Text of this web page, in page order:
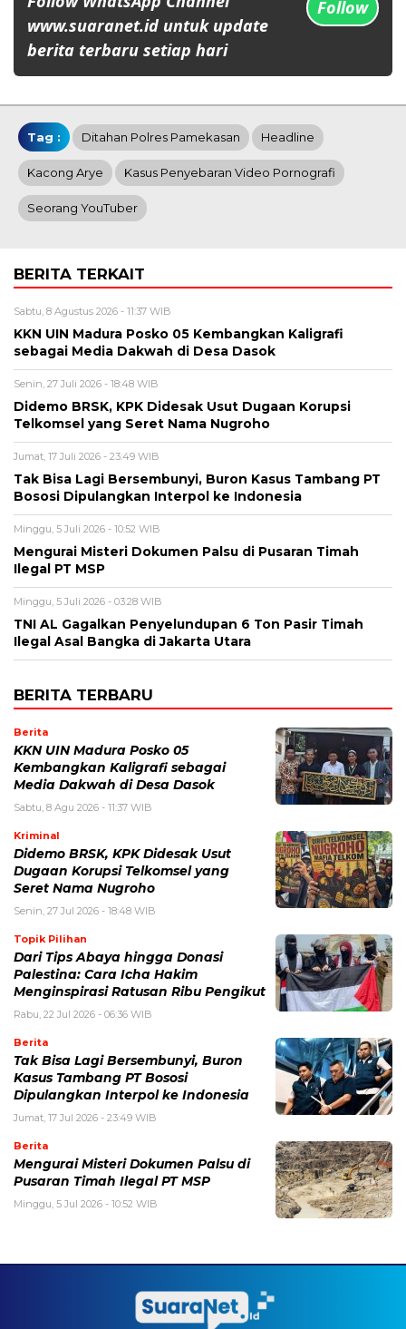
www.suaranet.id untuk update
berita terbaru setiap hari
Follow
Tag : Ditahan Polres Pamekasan Headline
Kacong Arye Kasus Penyebaran Video Pornografi
Seorang YouTuber
BERITA TERKAIT
Sabtu, 8 Agustus 2026 - 11:37 WIB
KKN UIN Madura Posko 05 Kembangkan Kaligrafi
sebagai Media Dakwah di Desa Dasok
Senin, 27 Juli 2026 - 18:48 WIB
Didemo BRSK, KPK Didesak Usut Dugaan Korupsi
Telkomsel yang Seret Nama Nugroho
Jumat, 17 Juli 2026 - 23:49 WIB
Tak Bisa Lagi Bersembunyi, Buron Kasus Tambang PT
Bososi Dipulangkan Interpol ke Indonesia
Minggu, 5 Juli 2026 - 10:52 WIB
Mengurai Misteri Dokumen Palsu di Pusaran Timah
Ilegal PT MSP
Minggu, 5 Juli 2026 - 03:28 WIB
TNI AL Gagalkan Penyelundupan 6 Ton Pasir Timah
Ilegal Asal Bangka di Jakarta Utara
BERITA TERBARU
Berita
KKN UIN Madura Posko 05
Kembangkan Kaligrafi sebagai
Media Dakwah di Desa Dasok
Sabtu, 8 Agu 2026 - 11:37 WIB
Kriminal
Didemo BRSK, KPK Didesak Usut
Dugaan Korupsi Telkomsel yang
Seret Nama Nugroho
Senin, 27 Jul 2026 - 18:48 WIB
Topik Pilihan
Dari Tips Abaya hingga Donasi
Palestina: Cara Icha Hakim
Menginspirasi Ratusan Ribu Pengikut
Rabu, 22 Jul 2026 - 06:36 WIB
Berita
Tak Bisa Lagi Bersembunyi, Buron
Kasus Tambang PT Bososi
Dipulangkan Interpol ke Indonesia
Jumat, 17 Jul 2026 - 23:49 WIB
Berita
Mengurai Misteri Dokumen Palsu di
Pusaran Timah Ilegal PT MSP
Minggu, 5 Jul 2026 - 10:52 WIB